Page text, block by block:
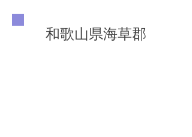
和歌山県海草郡